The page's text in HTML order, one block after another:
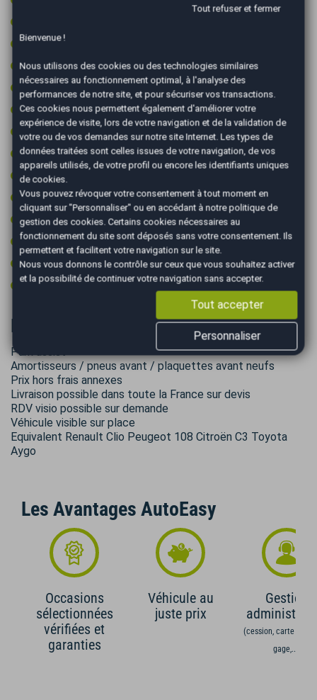
Limiteur de vitesse
Ordinateur de bord
Prise 12v
Prise audio USB
Radar arrière de détection d'obstacles
Radar avant de détection d'obstacles
Régulateur de vitesse
Rétroviseurs électriques
Rétroviseurs rabattables électriquement
Roue secours tempo + kit outils
Toit panoramique
Volant multifonctions
Informations complémentaires
Park assist
Amortisseurs / pneus avant / plaquettes avant neufs
Prix hors frais annexes
Livraison possible dans toute la France sur devis
RDV visio possible sur demande
Véhicule visible sur place
Equivalent Renault Clio Peugeot 108 Citroën C3 Toyota
Aygo
Les Avantages AutoEasy
Occasions
sélectionnées
vérifiées et
garanties
Véhicule au
juste prix
Gestion
(cession, carte grise,
gage,...)
Tout refuser et fermer
Bienvenue !
Nous utilisons des cookies ou des technologies similaires
nécessaires au fonctionnement optimal, à l'analyse des
performances de notre site, et pour sécuriser vos transactions.
Ces cookies nous permettent également d'améliorer votre
expérience de visite, lors de votre navigation et de la validation de
votre ou de vos demandes sur notre site Internet. Les types de
données traitées sont celles issues de votre navigation, de vos
appareils utilisés, de votre profil ou encore les identifiants uniques
de cookies.
Vous pouvez révoquer votre consentement à tout moment en
cliquant sur "Personnaliser" ou en accédant à notre politique de
gestion des cookies. Certains cookies nécessaires au
fonctionnement du site sont déposés sans votre consentement. Ils
permettent et facilitent votre navigation sur le site.
Nous vous donnons le contrôle sur ceux que vous souhaitez activer
et la possibilité de continuer votre navigation sans accepter.
Tout accepter
Personnaliser